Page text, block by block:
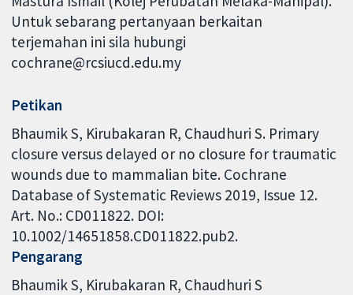
Untuk sebarang pertanyaan berkaitan
terjemahan ini sila hubungi
cochrane@rcsiucd.edu.my
Petikan
Bhaumik S, Kirubakaran R, Chaudhuri S. ​Primary
closure versus delayed or no closure for traumatic
wounds due to mammalian bite. Cochrane
Database of Systematic Reviews 2019, Issue 12.
Art. No.: CD011822. DOI:
10.1002/14651858.CD011822.pub2.
Pengarang
Bhaumik S Kirubakaran R Chaudhuri S